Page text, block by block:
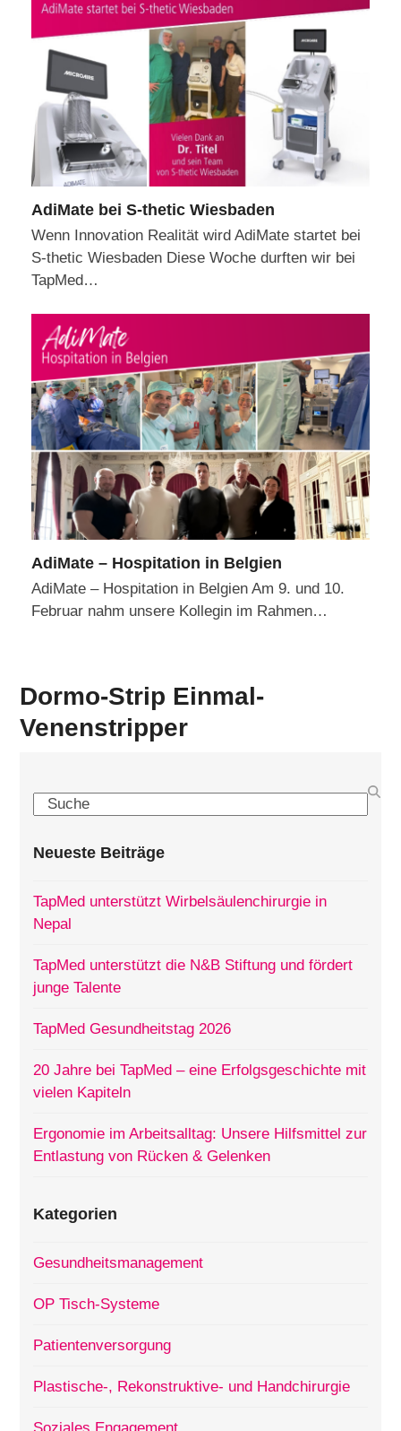
AdiMate bei S-thetic Wiesbaden
Wenn Innovation Realität wird AdiMate startet bei
S-thetic Wiesbaden Diese Woche durften wir bei
TapMed…
AdiMate – Hospitation in Belgien
AdiMate – Hospitation in Belgien Am 9. und 10.
Februar nahm unsere Kollegin im Rahmen…
Dormo-Strip Einmal-
Venenstripper
Search
Neueste Beiträge
TapMed unterstützt Wirbelsäulenchirurgie in
Nepal
TapMed unterstützt die N&B Stiftung und fördert
junge Talente
TapMed Gesundheitstag 2026
20 Jahre bei TapMed – eine Erfolgsgeschichte mit
vielen Kapiteln
Ergonomie im Arbeitsalltag: Unsere Hilfsmittel zur
Entlastung von Rücken & Gelenken
Kategorien
Gesundheitsmanagement
OP Tisch-Systeme
Patientenversorgung
Plastische-, Rekonstruktive- und Handchirurgie
Soziales Engagement